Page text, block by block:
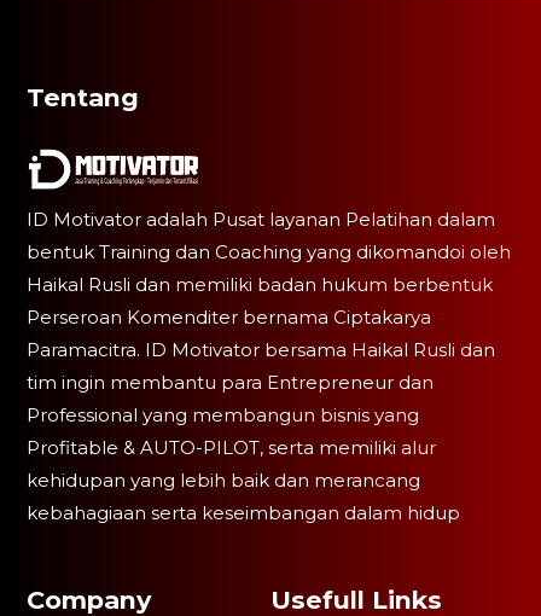
Tentang
ID Motivator adalah Pusat layanan Pelatihan dalam
bentuk Training dan Coaching yang dikomandoi oleh
Haikal Rusli dan memiliki badan hukum berbentuk
Perseroan Komenditer bernama Ciptakarya
Paramacitra. ID Motivator bersama Haikal Rusli dan
tim ingin membantu para Entrepreneur dan
Professional yang membangun bisnis yang
Profitable & AUTO-PILOT, serta memiliki alur
kehidupan yang lebih baik dan merancang
kebahagiaan serta keseimbangan dalam hidup
Company Usefull Links